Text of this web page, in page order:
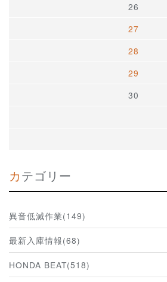
26
27
28
29
30
カテゴリー
異音低減作業(149)
最新入庫情報(68)
HONDA BEAT(518)